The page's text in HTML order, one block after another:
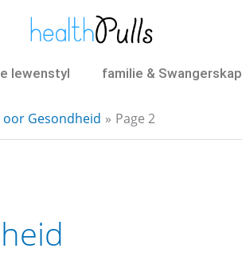
lewenstyl familie & Swangerskap
oor Gesondheid Page 2